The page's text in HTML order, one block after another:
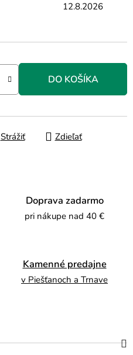
12.8.2026
DO KOŠÍKA
Strážiť Zdieľať
Doprava zadarmo
pri nákupe nad 40 €
Kamenné predajne
v Piešťanoch a Trnave